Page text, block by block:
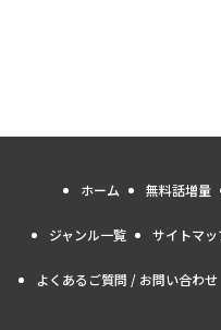
ホーム 無料話増量
ジャンル一覧 サイトマッ
よくあるご質問 / お問い合わせ